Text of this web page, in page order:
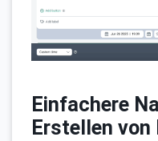
Einfachere
Erstellen von